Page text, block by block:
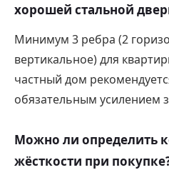
хорошей стальной
Минимум 3 ребра (2
вертикальное) для
частный дом
обязательным усилением
Можно ли определить
жёсткости при